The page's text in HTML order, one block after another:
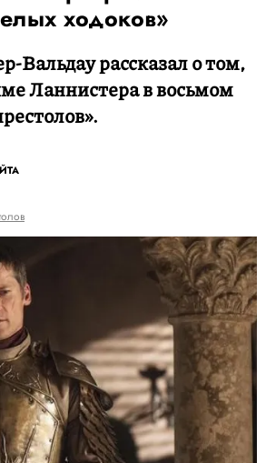
ходоков»
Вальдау рассказал о том,
Ланнистера в восьмом